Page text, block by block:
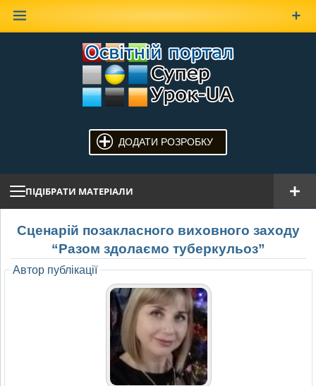
ДОДАТИ РОЗРОБКУ
ПІДІБРАТИ МАТЕРІАЛИ
Сценарій позакласного виховного заходу
“Разом здолаємо туберкульоз”
Автор публікації